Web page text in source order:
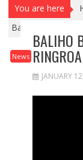
You are here
Baliho Besar
News
BALIHO
JANUARY